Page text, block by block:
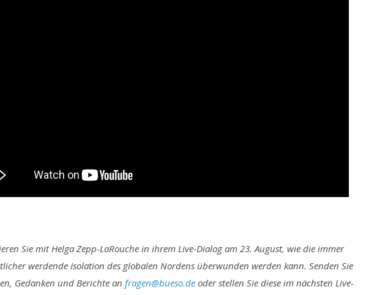
Sie mit Helga Zepp-LaRouche in ihrem Live-Dialog am 23. August, wie die immer
werdende Isolation des globalen Nordens überwunden werden kann. Senden Sie
Gedanken und Berichte an fragen@bueso.deoder stellen Sie diese im nächsten Live-